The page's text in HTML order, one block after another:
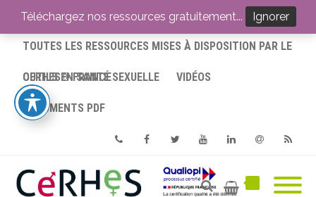
ACCUEIL
TOUTES LES RESSOURCES MISES À DISPOSITION PAR LE
CERHES® FRANCE
OUTILS EN SANTÉ SEXUELLE VIDÉOS
DOCUMENTS PDF
PhoneFacebookTwitterYoutube
Téléchargez nos ressources gratuitement... Ignorer